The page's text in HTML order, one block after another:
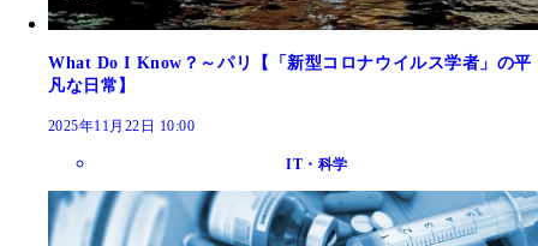
What Do I Know？～パリ【「新型コロナウイルス学者」の平
凡な日常】
2025年11月22日 10:00
IT・科学